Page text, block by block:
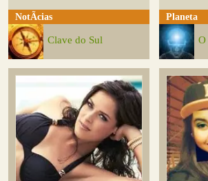
NotÃ­cias
Clave do Sul
Planeta
O